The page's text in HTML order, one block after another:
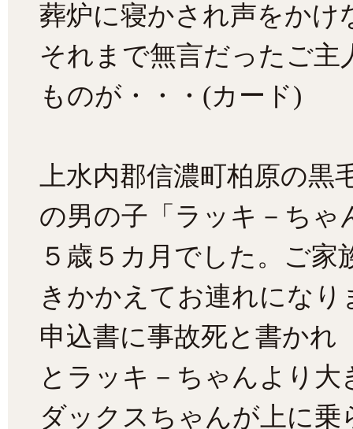
葬炉に寝かされ声をかけ
それまで無言だったご
ものが・・・(カード)
上水内郡信濃町柏原の
の男の子「ラッキ－ちゃ
５歳５カ月でした。ご
きかかえてお連れになり
申込書に事故死と書か
とラッキ－ちゃんより大
ダックスちゃんが上に